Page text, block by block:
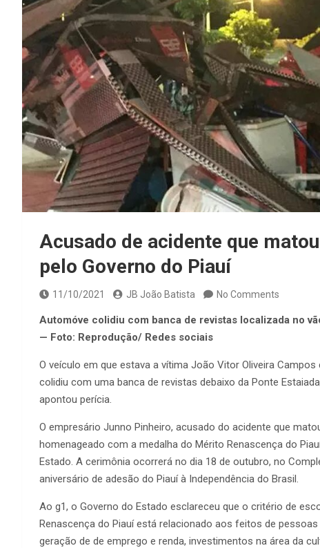
Acusado de acidente que
pelo Governo do Piauí
11/10/2021 JB João Batista No Comments
Automóve colidiu com banca de revistas localizada no
— Foto: Reprodução/ Redes sociais
O veículo em que estava a vítima João Vitor Oliveira
colidiu com uma banca de revistas debaixo da Ponte
apontou perícia.
O empresário Junno Pinheiro, acusado do acidente que
homenageado com a medalha do Mérito Renascença do
Estado. A cerimônia ocorrerá no dia 18 de outubro, no
aniversário de adesão do Piauí à Independência do Brasil.
Ao g1, o Governo do Estado esclareceu que o critério de
Renascença do Piauí está relacionado aos feitos de
geração de de emprego e renda, investimentos na área da